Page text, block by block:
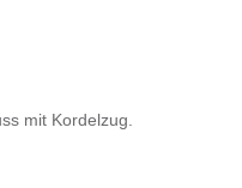
mit Kordelzug.